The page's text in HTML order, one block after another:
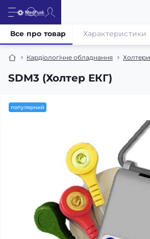
Кардіологічне обладнання Холтери
SDM3 (Холтер ЕКГ)
Все про товар Характеристики
популярний